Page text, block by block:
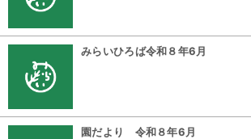
みらいひろば令和８年6月
園だより 令和８年6月